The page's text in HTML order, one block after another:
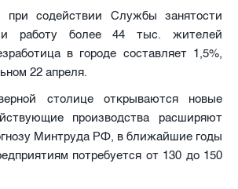
содействии Службы занятости
работу более 44 тыс. жителей
в городе составляет 1,5%,
22 апреля.
столице открываются новые
производства расширяют
Минтруда РФ, в ближайшие годы
потребуется от 130 до 150